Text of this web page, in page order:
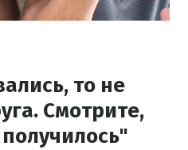
то не
Смотрите,